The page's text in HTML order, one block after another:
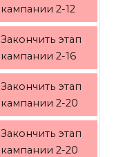
кампании 2-12
Закончить этап
кампании 2-16
Закончить этап
кампании 2-20
Закончить этап
кампании 2-20